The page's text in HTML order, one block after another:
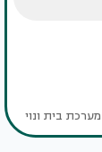
מערכת בית ונוי